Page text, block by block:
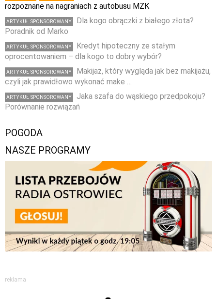
rozpoznane na nagraniach z autobusu MZK
ARTYKUŁ SPONSOROWANY
Dla kogo obrączki z białego złota?
Poradnik od Marko
ARTYKUŁ SPONSOROWANY
Kredyt hipoteczny ze stałym
oprocentowaniem – dla kogo to dobry wybór?
ARTYKUŁ SPONSOROWANY
Makijaż, który wygląda jak bez makijażu,
czyli jak prawidłowo wykonać make …
ARTYKUŁ SPONSOROWANY
Jaka szafa do wąskiego przedpokoju?
Porównanie rozwiązań
POGODA
NASZE PROGRAMY
reklama